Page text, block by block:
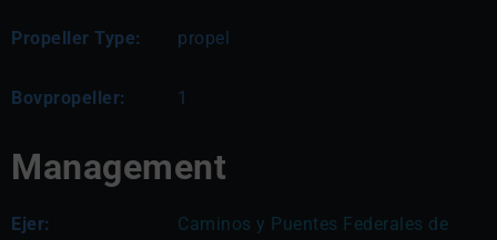
Propeller Type: propel
Bovpropeller: 1
Management
Ejer: Caminos y Puentes Federales de